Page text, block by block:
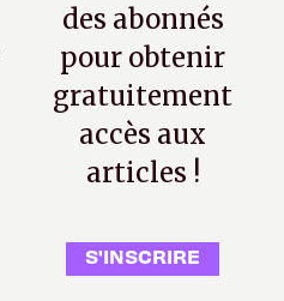
des abonnés
pour obtenir
gratuitement
accès aux
articles !
S'INSCRIRE